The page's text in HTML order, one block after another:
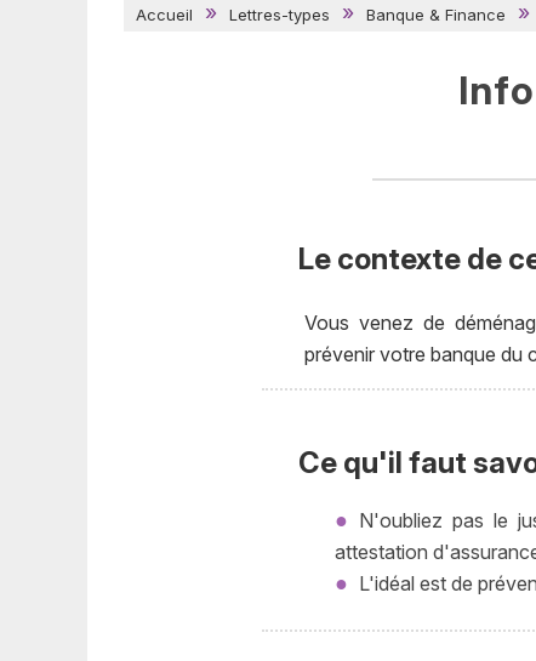
Accueil Lettres-types Banque & Finance
Le contexte de
Vous venez de
prévenir votre banque du
Ce qu'il faut
N'oubliez pas le
attestation
L'idéal est de